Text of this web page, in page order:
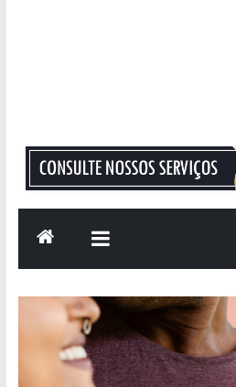
Grita
São
Paulo
Informação
com
Responsabilidade